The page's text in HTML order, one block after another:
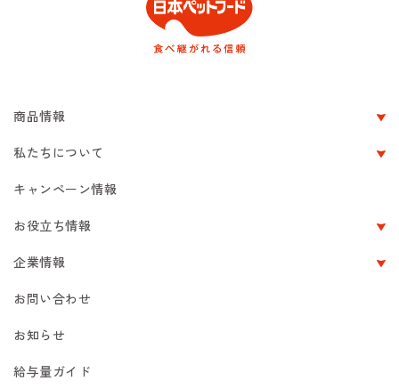
商品情報
私たちについて
キャンペーン情報
お役立ち情報
企業情報
お問い合わせ
お知らせ
給与量ガイド